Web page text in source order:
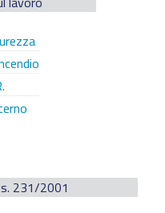
231/2001